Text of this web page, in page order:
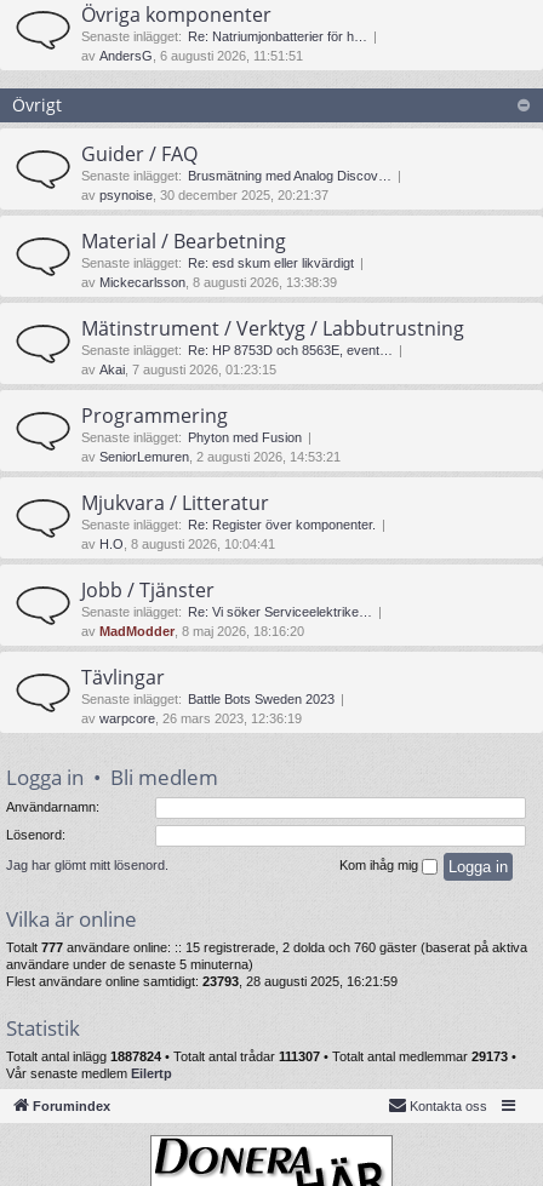
Övriga komponenter
Senaste inlägget: Re: Natriumjonbatterier för h…
av AndersG , 6 augusti 2026, 11:51:51
Övrigt
Guider / FAQ
Senaste inlägget: Brusmätning med Analog Discov…
av psynoise , 30 december 2025, 20:21:37
Material / Bearbetning
Senaste inlägget: Re: esd skum eller likvärdigt
av Mickecarlsson , 8 augusti 2026, 13:38:39
Mätinstrument / Verktyg / Labbutrustning
Senaste inlägget: Re: HP 8753D och 8563E, event…
av Akai , 7 augusti 2026, 01:23:15
Programmering
Senaste inlägget: Phyton med Fusion
av SeniorLemuren , 2 augusti 2026, 14:53:21
Mjukvara / Litteratur
Senaste inlägget: Re: Register över komponenter.
av H.O , 8 augusti 2026, 10:04:41
Jobb / Tjänster
Senaste inlägget: Re: Vi söker Serviceelektrike…
av MadModder , 8 maj 2026, 18:16:20
Tävlingar
Senaste inlägget: Battle Bots Sweden 2023
av warpcore , 26 mars 2023, 12:36:19
Logga in • Bli medlem
Användarnamn:
Lösenord:
Jag har glömt mitt lösenord. Kom ihåg mig
Vilka är online
Totalt 777 användare online: :: 15 registrerade, 2 dolda och 760 gäster (baserat på aktiva
användare under de senaste 5 minuterna)
Flest användare online samtidigt: 23793 , 28 augusti 2025, 16:21:59
Statistik
Totalt antal inlägg 1887824 • Totalt antal trådar 111307 • Totalt antal medlemmar 29173 •
Vår senaste medlem Eilertp
Forumindex Kontakta oss